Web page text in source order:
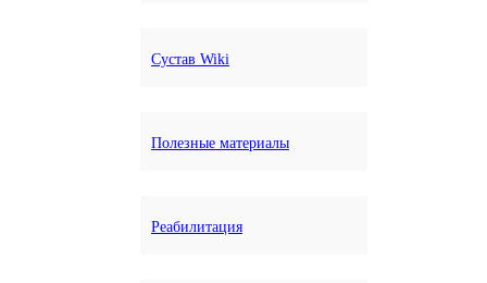
Сустав Wiki
Полезные материалы
Реабилитация